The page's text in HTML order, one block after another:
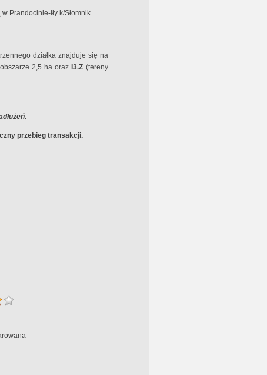
Prandocinie-Iły k/Słomnik.
działka znajduje się na
2,5 ha oraz I3.Z (tereny
przebieg transakcji.